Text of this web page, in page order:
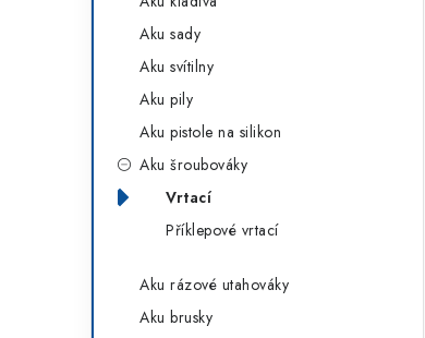
Aku sady
Aku svítilny
Aku pily
Aku pistole na silikon
Aku šroubováky
Vrtací
Příklepové vrtací
Aku rázové utahováky
Aku brusky